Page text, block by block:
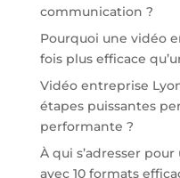
communication ?
Pourquoi une vidéo
fois plus efficace
Vidéo entreprise
étapes puissantes
performante ?
À qui s’adresser
avec 10 formats